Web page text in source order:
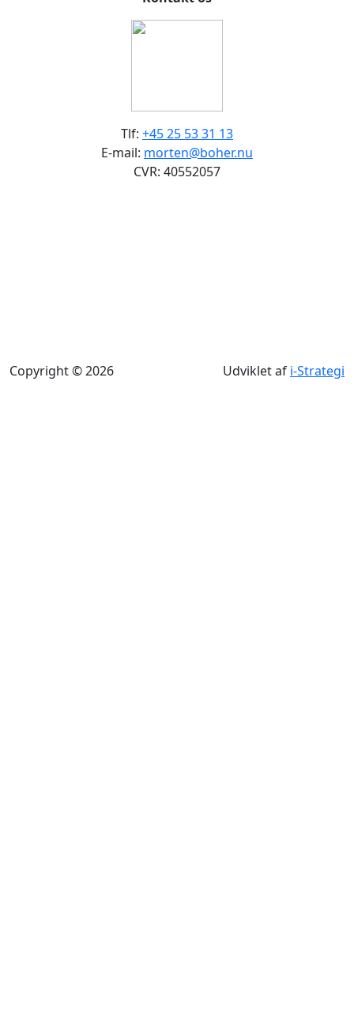
Tlf: +45 25 53 31 13
E-mail: morten@boher.nu
CVR: 40552057
Copyright © 2026 Udviklet af i-Strategi